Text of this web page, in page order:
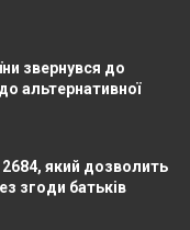
звернувся до
альтернативної
який дозволить
згоди батьків